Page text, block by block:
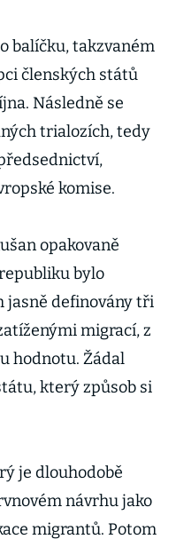
balíčku, takzvaném
členských států
Následně se
trialozích, tedy
komise.
opakovaně
bylo
jasně definovány tři
migrací, z
hodnotu. Žádal
který způsob si
je dlouhodobě
návrhu jako
migrantů. Potom